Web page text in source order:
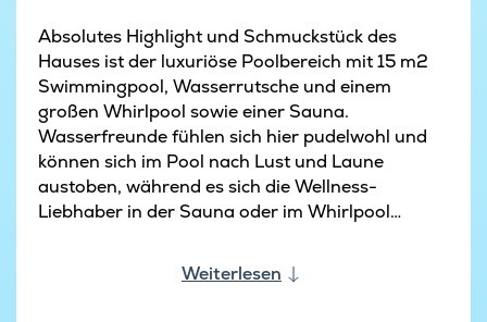
Absolutes Highlight und Schmuckstück des
Hauses ist der luxuriöse Poolbereich mit 15 m2
Swimmingpool, Wasserrutsche und einem
großen Whirlpool sowie einer Sauna.
Wasserfreunde fühlen sich hier pudelwohl und
können sich im Pool nach Lust und Laune
austoben, während es sich die Wellness-
Liebhaber in der Sauna oder im Whirlpool
Hier ist also für jeden Geschmack genau das
Weiterlesen